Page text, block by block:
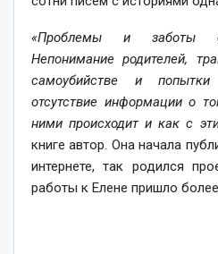
«Проблемы и заботы
Непонимание родителей,
самоубийстве и
отсутствие информации о
ними происходит и как с
книге автор. Она начала
интернете, так родился
работы к Елене пришло